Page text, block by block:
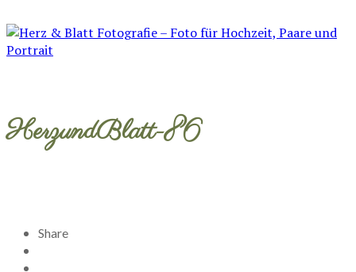
HerzundBlatt-86
Share